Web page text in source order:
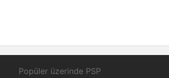
Popüler üzerinde PSP